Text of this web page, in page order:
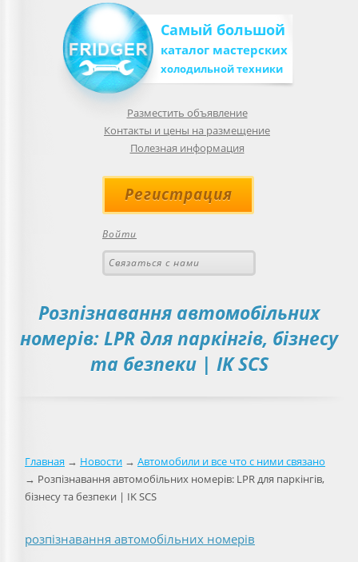
Самый большой
каталог мастерских
холодильной техники
Разместить объявление
Контакты и цены на размещение
Полезная информация
Регистрация
Войти
Связаться с нами
Розпізнавання автомобільних
номерів: LPR для паркінгів, бізнесу
та безпеки | IK SCS
Главная → Новости → Автомобили и все что с ними связано
→ Розпізнавання автомобільних номерів: LPR для паркінгів,
бізнесу та безпеки | IK SCS
розпізнавання автомобільних номерів